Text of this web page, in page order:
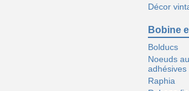
Décor
Bobine
Bolducs
Noeuds
adhésives
Raphia